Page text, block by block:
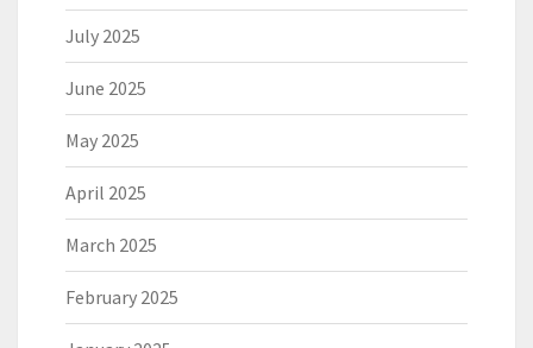
July 2025
June 2025
May 2025
April 2025
March 2025
February 2025